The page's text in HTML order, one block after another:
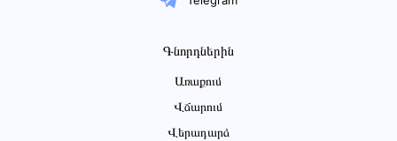
Գնորդներին
Առաքում
Վճարում
Վերադարձ